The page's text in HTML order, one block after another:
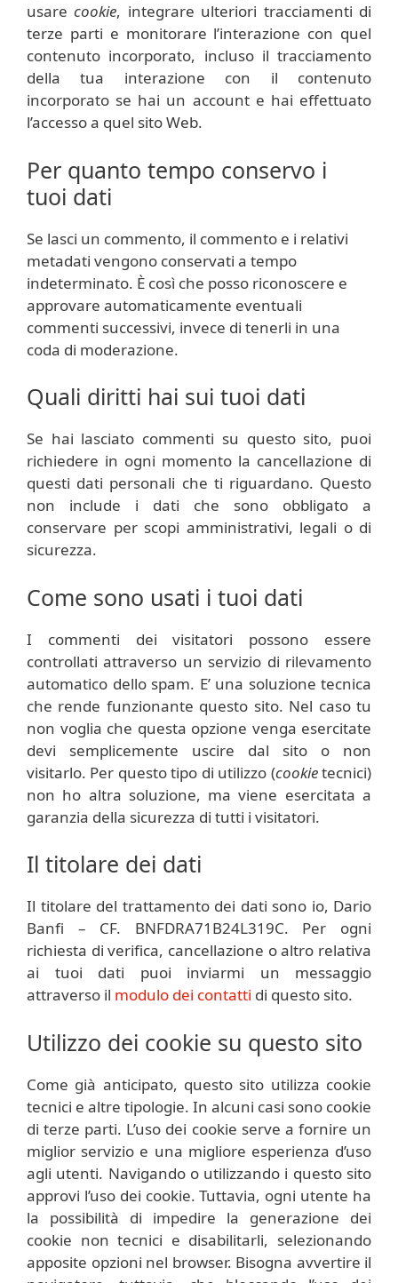
usarecookie, integrare ulteriori tracciamenti di
terze parti e monitorare l’interazione con quel
contenuto incorporato, incluso il tracciamento
della tua interazione con il contenuto
incorporato se hai un account e hai effettuato
l’accesso a quel sito Web.
Per quanto tempo conservo i
tuoi dati
Se lasci un commento, il commento e i relativi
metadati vengono conservati a tempo
indeterminato. È così che posso riconoscere e
approvare automaticamente eventuali
commenti successivi, invece di tenerli in una
coda di moderazione.
Quali diritti hai sui tuoi dati
Se hai lasciato commenti su questo sito, puoi
richiedere in ogni momento la cancellazione di
questi dati personali che ti riguardano. Questo
non include i dati che sono obbligato a
conservare per scopi amministrativi, legali o di
sicurezza.
Come sono usati i tuoi dati
I commenti dei visitatori possono essere
controllati attraverso un servizio di rilevamento
automatico dello spam. E’ una soluzione tecnica
che rende funzionante questo sito. Nel caso tu
non voglia che questa opzione venga esercitate
devi semplicemente uscire dal sito o non
visitarlo. Per questo tipo di utilizzo (cookietecnici)
non ho altra soluzione, ma viene esercitata a
garanzia della sicurezza di tutti i visitatori.
Il titolare dei dati
Il titolare del trattamento dei dati sono io, Dario
Banfi – CF. BNFDRA71B24L319C. Per ogni
richiesta di verifica, cancellazione o altro relativa
ai tuoi dati puoi inviarmi un messaggio
attraverso il modulo dei contatti di questo sito.
Utilizzo dei cookie su questo sito
Come già anticipato, questo sito utilizza cookie
tecnici e altre tipologie. In alcuni casi sono cookie
di terze parti. L’uso dei cookie serve a fornire un
miglior servizio e una migliore esperienza d’uso
agli utenti. Navigando o utilizzando i questo sito
approvi l’uso dei cookie. Tuttavia, ogni utente ha
la possibilità di impedire la generazione dei
cookie non tecnici e disabilitarli, selezionando
apposite opzioni nel browser. Bisogna avvertire il